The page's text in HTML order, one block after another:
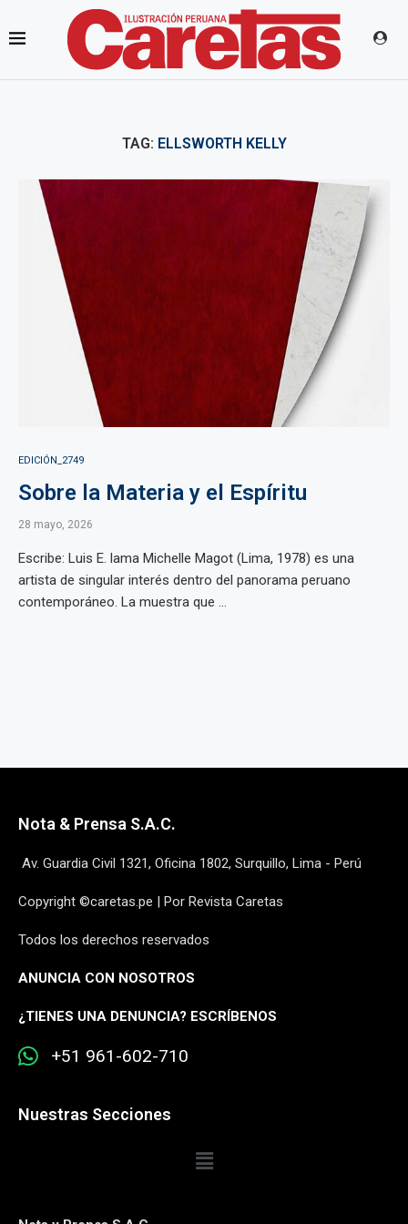
TAG: ELLSWORTH KELLY
EDICIÓN_2749
Sobre la Materia y el Espíritu
28 mayo, 2026
Escribe: Luis E. lama Michelle Magot (Lima, 1978) es una
artista de singular interés dentro del panorama peruano
contemporáneo. La muestra que ...
Nota & Prensa S.A.C.
Av. Guardia Civil 1321, Oficina 1802, Surquillo, Lima - Perú
Copyright ©caretas.pe | Por Revista Caretas
Todos los derechos reservados
ANUNCIA CON NOSOTROS
¿TIENES UNA DENUNCIA? ESCRÍBENOS
+51 961-602-710
Nuestras Secciones